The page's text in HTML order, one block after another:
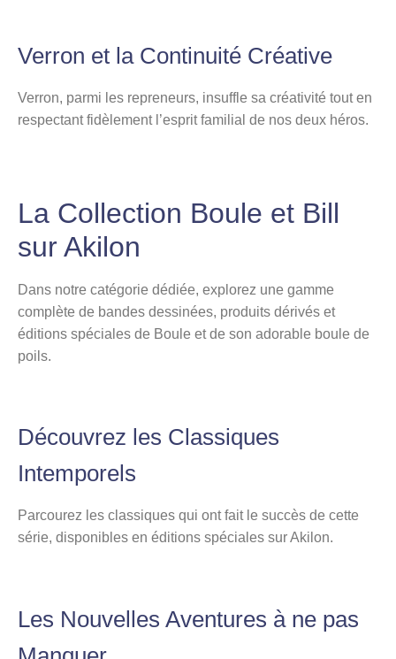
Verron et la Continuité Créative
Verron, parmi les repreneurs, insuffle sa créativité tout en
respectant fidèlement l’esprit familial de nos deux héros.
La Collection Boule et Bill
sur Akilon
Dans notre catégorie dédiée, explorez une gamme
complète de bandes dessinées, produits dérivés et
éditions spéciales de Boule et de son adorable boule de
poils.
Découvrez les Classiques
Intemporels
Parcourez les classiques qui ont fait le succès de cette
série, disponibles en éditions spéciales sur Akilon.
Les Nouvelles Aventures à ne pas